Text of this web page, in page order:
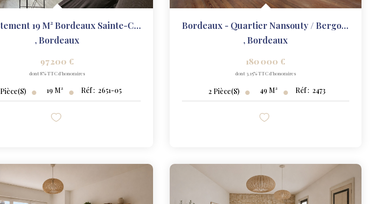
Appartement 19 M² Bordeaux Sainte-Croix
,Bordeaux
97 200 €
dont 8% TTC d'honoraires
Pièce(s) 19 M² Réf : 2651-05
Bordeaux - Quartier Nansouty / Bergonié | T2 Lumineux De 49...
,Bordeaux
180 000 €
dont 3,15% TTC d'honoraires
2 Pièce(s) 49 M² Réf : 2473